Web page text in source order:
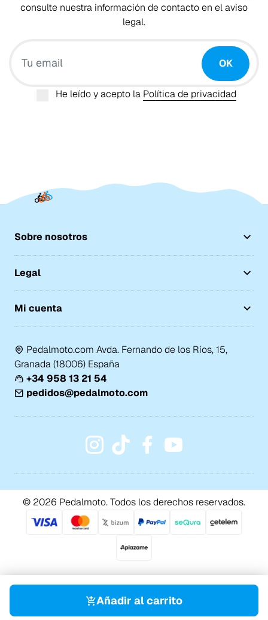
Añadir al carrito
consulte nuestra información de contacto en el aviso
legal.
OK
He leído y acepto la Política de privacidad
Sobre nosotros
Legal
Mi cuenta
Pedalmoto.com Avda. Fernando de los Ríos, 15,
Granada (18006) España
+34 958 13 21 54
pedidos@pedalmoto.com
© 2026 Pedalmoto. Todos los derechos reservados.